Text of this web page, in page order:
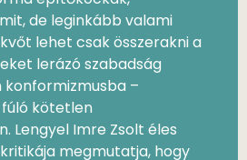
de leginkább valami
lehet csak összerakni a
lerázó szabadság
–
kötetlen
Lengyel Imre Zsolt éles
megmutatja, hogy